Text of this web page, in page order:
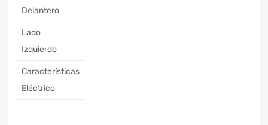
Delantero
Lado
Izquierdo
Características
Eléctrico